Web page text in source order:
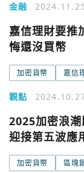
金融 2024.11.25
嘉信理財要推
悔還沒買幣
加密貨幣 嘉信
觀點
2025加密浪
迎接第五波應
加密貨幣 區塊
今日熱門
您已閒置5分鐘
今日熱門